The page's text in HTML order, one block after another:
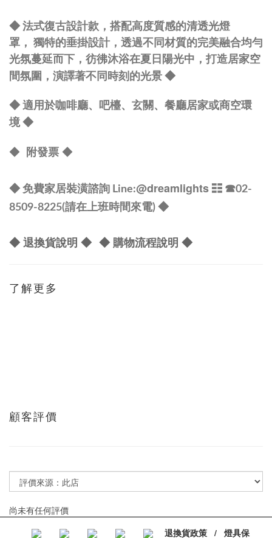
◆ 法式復古設計款 ， 搭配高度質感的清透光燈
罩 ， 獨特的垂掛設計， 透過不同材質的完美融合均勻
光氛蔓延而下，彷彿沐浴在夏日陽光中，打造居家空
間氛圍 ， 演譯著不同時刻的光景 ◆
◆ 適用於咖啡廳、吧檯、 玄關 、 餐廳居家或商空環
境 ◆
◆ 附發票 ◆
◆ 免費家居裝潢諮詢 Line:@dreamlights ☷ ☎02-
8509-8225(請在上班時間來電) ◆
◆ 退換貨說明 ◆ ◆ 購物流程說明 ◆
了解更多
顧客評價
尚未有任何評價
退換貨政策 / 燈具保